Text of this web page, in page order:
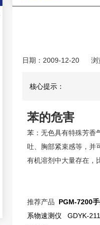
日期：2009-12-20 浏
核心提示：
苯的危害
苯：无色具有特殊芳香
吐、胸部紧束感等，并
有机溶剂中大量存在，
推荐产品 PGM-7200
系物速测仪
GDYK-